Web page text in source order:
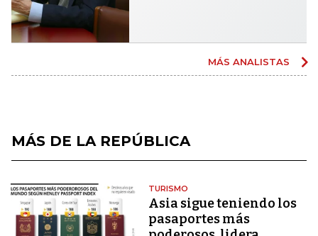
MÁS ANALISTAS
MÁS DE LA REPÚBLICA
TURISMO
Asia sigue teniendo los
pasaportes más